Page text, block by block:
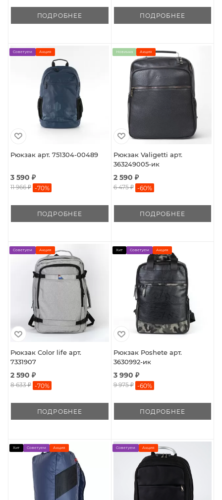
ПОДРОБНЕЕ ПОДРОБНЕЕ
Советуем Акция
Рюкзак арт. 751304-00489
3 590 ₽
11 966 ₽ -70%
ПОДРОБНЕЕ
Новинка Акция
Рюкзак Valigetti арт.
363249005-ик
2 590 ₽
6 475 ₽ -60%
ПОДРОБНЕЕ
Советуем Акция
Рюкзак Color life арт.
7331907
2 590 ₽
8 633 ₽ -70%
ПОДРОБНЕЕ
Хит Советуем Акция
Рюкзак Poshete арт.
3630992-ик
3 990 ₽
9 975 ₽ -60%
ПОДРОБНЕЕ
Хит Советуем Акция Советуем Акция